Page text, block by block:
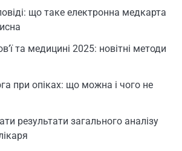
що таке електронна медкарта
та медицині 2025: новітні методи
при опіках: що можна і чого не
результати загального аналізу